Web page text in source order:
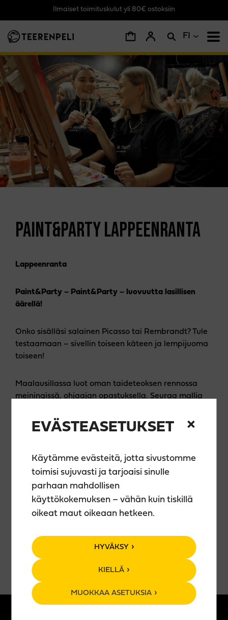
EVÄSTEASETUKSET
Käytämme evästeitä, jotta sivustomme
toimisi sujuvasti ja tarjoaisi sinulle
parhaan mahdollisen
käyttökokemuksen – vähän kuin tiskillä
oikeat maut oikeaan hetkeen.
HYVÄKSY
KIELLÄ
MUOKKAA ASETUKSIA
Ilmaiset toimituskulut yli 80€ ostoksiin
FI
PAINT&PARTY LAPPEENRANTA
Lappee­nranta
Paint&Party – Paint&Party – luovuutta lasillisen
äärellä!
Onko sisälläsi salainen Picasso tai Rembrandt? Tule
testaamaan – sivellin toiseen käteen ja lempijuoma
toiseen!
Maalausillassa luot oman taideteoksen rennossa
meiningissä, ohjaajan opastuksella. Seuraa mallia
taideteoksesi kotiin vietäväksi.
🍹 Teerenpelin juomavalikoima käytössäsi (ei sis.
hintaan).
🕒 Kesto n. 2 h